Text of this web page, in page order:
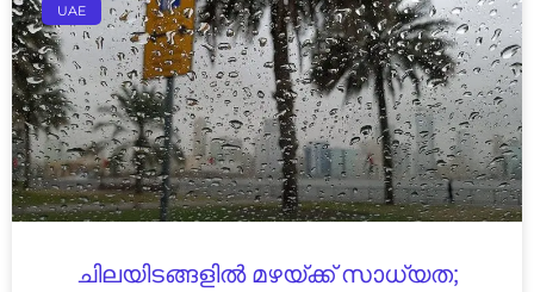
UAE
ചിലയിടങ്ങളിൽ മഴയ്ക്ക് സാധ്യത;